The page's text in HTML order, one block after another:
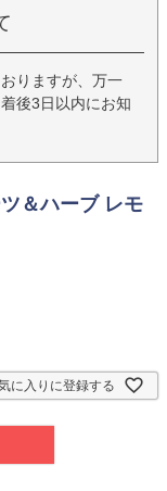
りますが、万一
後3日以内にお知
＆ハーブ レモ
に入りに登録する